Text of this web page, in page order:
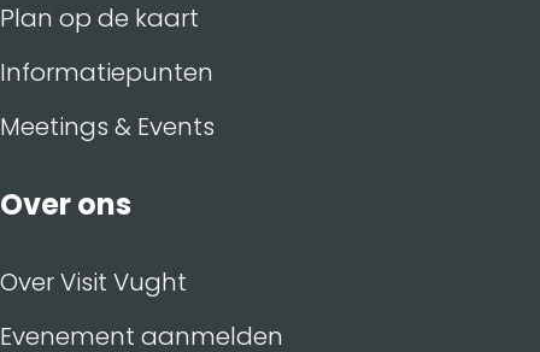
Plan op de kaart
Informatiepunten
Meetings & Events
Over ons
Over Visit Vught
Evenement aanmelden